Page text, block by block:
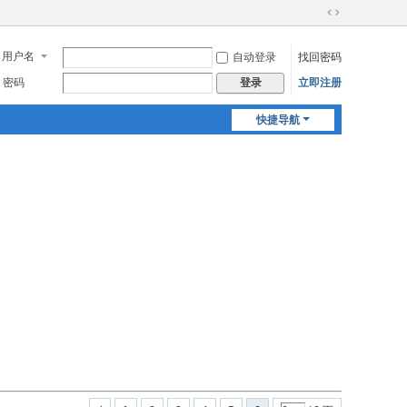
切
到
宽
用户名 自动登录
找回密码
密码
登录 立即注册
快捷导航